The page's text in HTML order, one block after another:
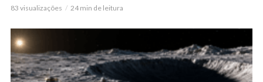
83 visualizações 24 min de leitura